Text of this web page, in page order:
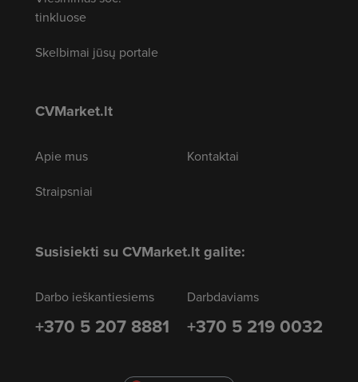
tinkluose
Skelbimai jūsų portale
CVMarket.lt
Apie mus
Straipsniai
Kontaktai
Susisiekti su CVMarket.lt galite:
Darbo ieškantiesiems
+370 5 207 8881
Darbdaviams
+370 5 219 0032